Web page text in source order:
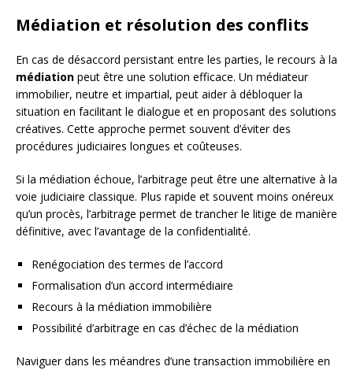
Médiation et résolution des conflits
En cas de désaccord persistant entre les parties, le recours à la
médiation peut être une solution efficace. Un médiateur
immobilier, neutre et impartial, peut aider à débloquer la
situation en facilitant le dialogue et en proposant des solutions
créatives. Cette approche permet souvent d’éviter des
procédures judiciaires longues et coûteuses.
Si la médiation échoue, l’arbitrage peut être une alternative à la
voie judiciaire classique. Plus rapide et souvent moins onéreux
qu’un procès, l’arbitrage permet de trancher le litige de manière
définitive, avec l’avantage de la confidentialité.
Renégociation des termes de l’accord
Formalisation d’un accord intermédiaire
Recours à la médiation immobilière
Possibilité d’arbitrage en cas d’échec de la médiation
Naviguer dans les méandres d’une transaction immobilière en